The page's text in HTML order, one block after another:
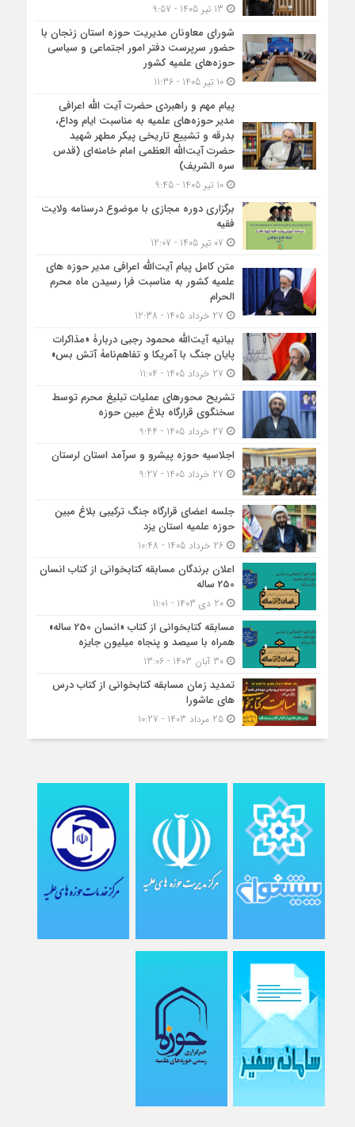
شورای معاونان مدیریت حوزه استان زنجان با
حضور سرپرست دفتر امور اجتماعی و سیاسی
حوزه‌های علمیه کشور
10 تیر 1405 - 11:36
پیام مهم و راهبردی حضرت آیت الله اعرافی
مدیر حوزه‌های علمیه به مناسبت ایام وداع،
بدرقه و تشییع تاریخی پیکر مطهر شهید
حضرت آیت‌الله العظمی امام خامنه‌ای (قدس
سره الشریف)
10 تیر 1405 - 9:45
برگزاری دوره مجازی با موضوع درسنامه ولایت
فقیه
متن کامل پیام آیت‌الله اعرافی مدیر حوزه های
علمیه کشور به مناسبت فرا رسیدن ماه محرم
الحرام
بیانیه آیت‌الله محمود رجبی دربارۀ «مذاکرات
پایان جنگ با آمریکا و تفاهم‌نامۀ آتش بس»
تشریح محورهای عملیات تبلیغ محرم توسط
سخنگوی قرارگاه بلاغ مبین حوزه
اجلاسیه حوزه پیشرو و سرآمد استان لرستان
جلسه اعضای قرارگاه جنگ ترکیبی بلاغ مبین
حوزه علمیه استان یزد
26 خرداد 1405 - 10:48
اعلان برندگان مسابقه کتابخوانی از کتاب انسان
250 ساله
20 دی 1403 - 11:01
مسابقه کتاب‎خوانی از کتاب «انسان 250 ساله»
همراه با سیصد و پنجاه میلیون جایزه
30 آبان 1403 - 13:06
تمدید زمان مسابقه کتابخوانی از کتاب درس
های عاشورا
25 مرداد 1403 - 10:27